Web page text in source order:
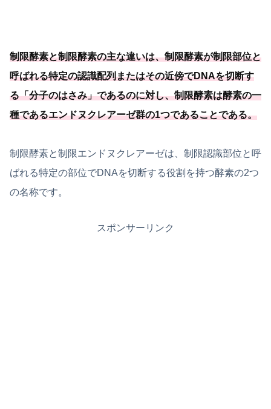
制限酵素と制限酵素の主な違いは、制限酵素が制限部位と
呼ばれる特定の認識配列またはその近傍でDNAを切断す
る「分子のはさみ」であるのに対し、制限酵素は酵素の一
種であるエンドヌクレアーゼ群の1つであることである。
制限酵素と制限エンドヌクレアーゼは、制限認識部位と呼
ばれる特定の部位でDNAを切断する役割を持つ酵素の2つ
の名称です。
スポンサーリンク